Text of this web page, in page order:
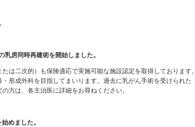
房同時再建術を開始しました。
は二次的）も保険適応で実施可能な施設認定を取得しております。
形成外科を目指してまいります。過去に乳がん手術を受けられた
方は、各主治医に詳細をお尋ねください。
めました。